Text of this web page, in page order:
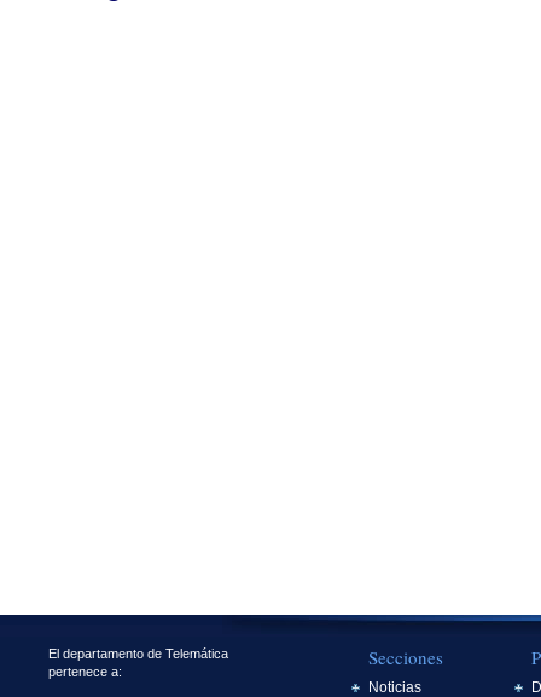
El departamento de Telemática
pertenece a:
Secciones
Noticias